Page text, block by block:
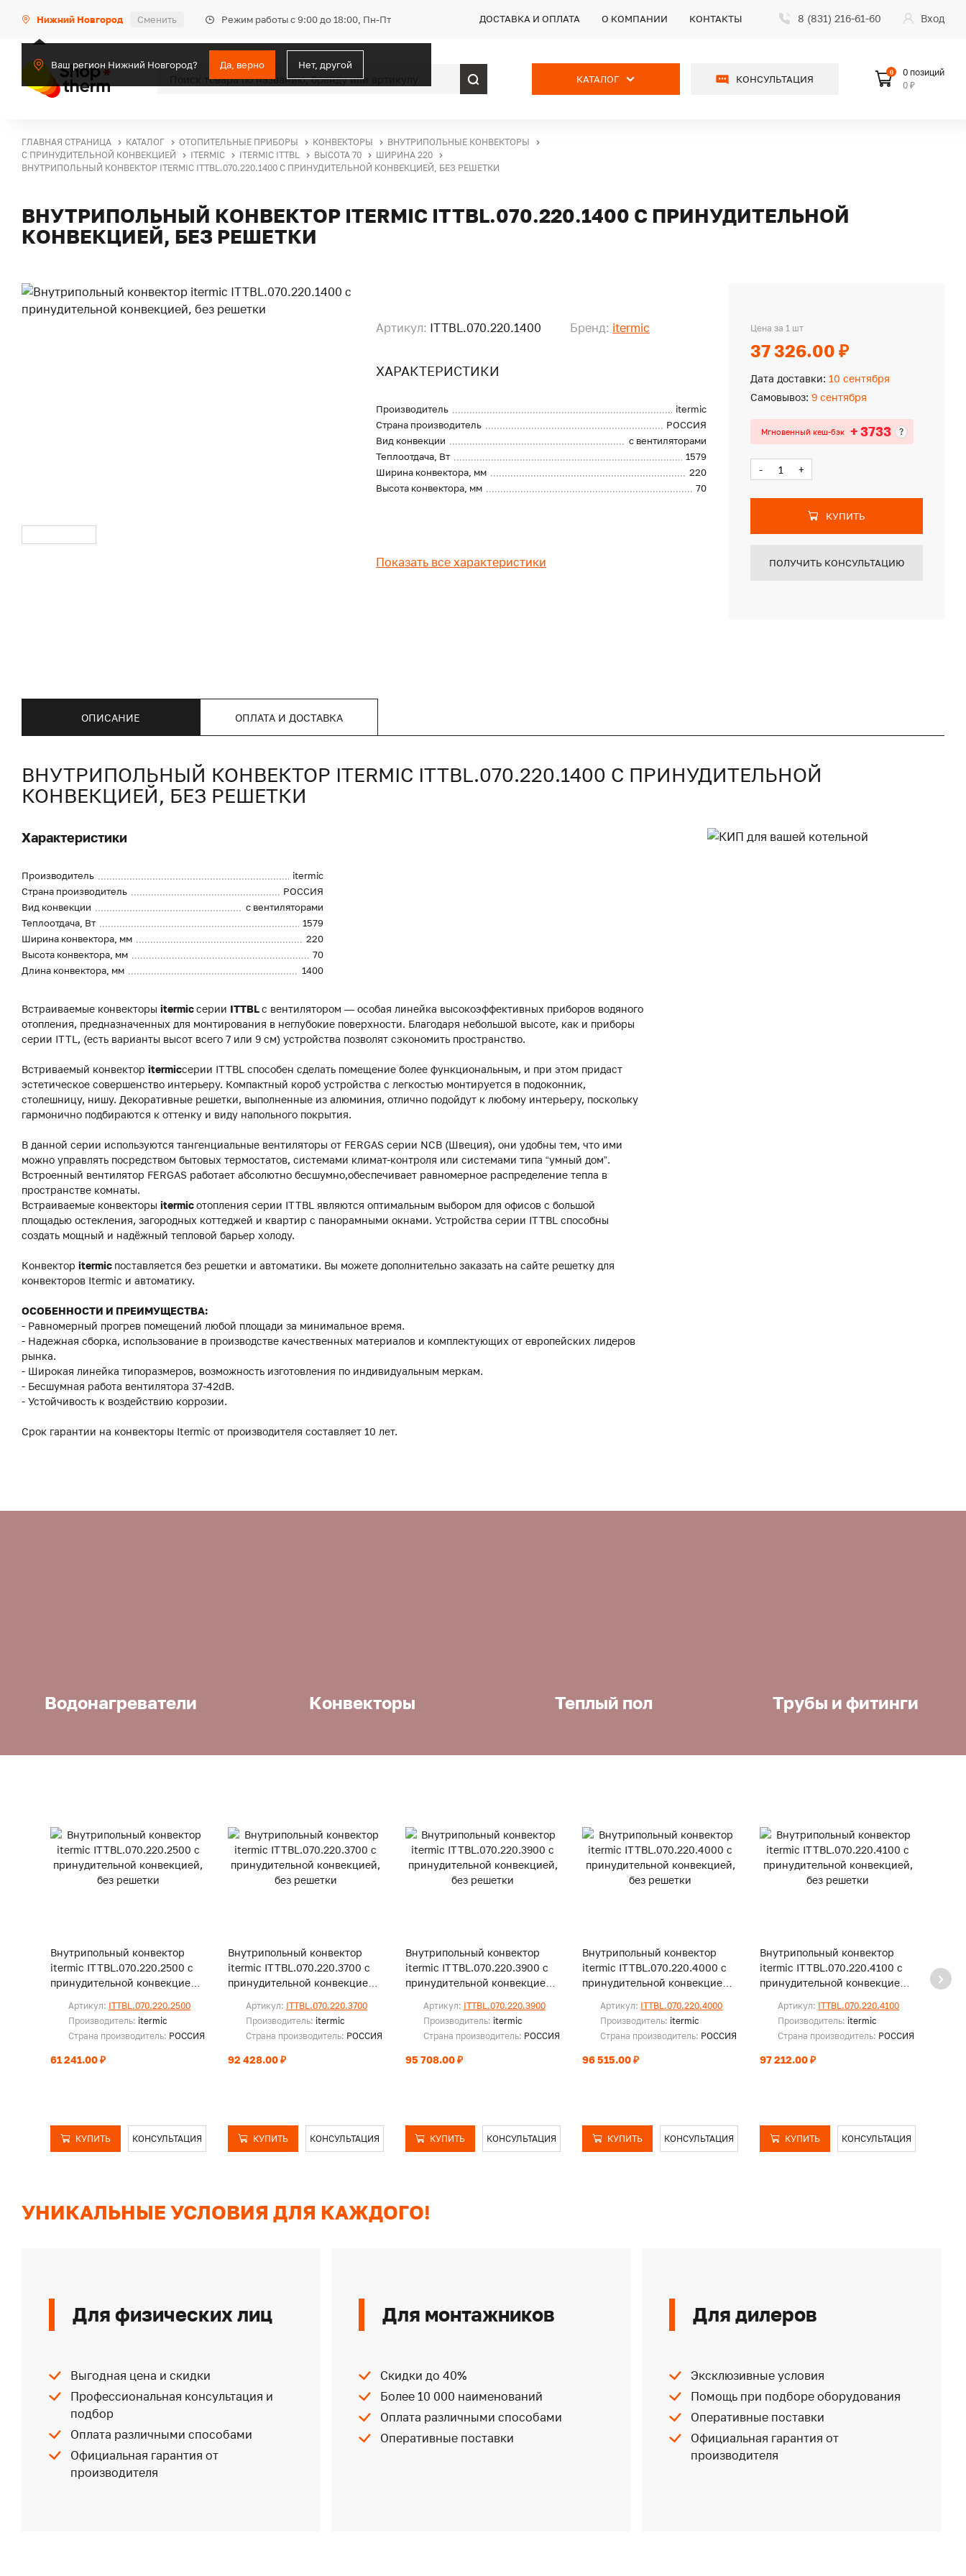
Нижний Новгород Сменить Режим работы с 9:00 до 18:00, Пн-Пт
Ваш регион Нижний Новгород? Да, верно Нет, другой
ДОСТАВКА И ОПЛАТА О КОМПАНИИ КОНТАКТЫ 8 (831) 216-61-60 Вход
КАТАЛОГ КОНСУЛЬТАЦИЯ
0
0 позиций
0 ₽
ГЛАВНАЯ СТРАНИЦА КАТАЛОГ ОТОПИТЕЛЬНЫЕ ПРИБОРЫ КОНВЕКТОРЫ
ВНУТРИПОЛЬНЫЕ КОНВЕКТОРЫ
С ПРИНУДИТЕЛЬНОЙ КОНВЕКЦИЕЙ
ITERMIC ITERMIC ITTBL ВЫСОТА 70
ШИРИНА 220
ВНУТРИПОЛЬНЫЙ КОНВЕКТОР ITERMIC ITTBL.070.220.1400 С ПРИНУДИТЕЛЬНОЙ КОНВЕКЦИЕЙ, БЕЗ РЕШЕТКИ
ВНУТРИПОЛЬНЫЙ КОНВЕКТОР ITERMIC ITTBL.070.220.1400 С ПРИНУДИТЕЛЬНОЙ
КОНВЕКЦИЕЙ, БЕЗ РЕШЕТКИ
Артикул: ITTBL.070.220.1400 Бренд: itermic
ХАРАКТЕРИСТИКИ
Производитель
itermic
Страна производитель
РОССИЯ
Вид конвекции
с вентиляторами
Теплоотдача, Вт
1579
Ширина конвектора, мм
220
Высота конвектора, мм
70
Показать все характеристики
Цена за 1 шт
37 326.00 ₽
Дата доставки: 10 сентября
Самовывоз: 9 сентября
Мгновенный кеш-бэк + 3733 ?
- +
КУПИТЬ
ПОЛУЧИТЬ КОНСУЛЬТАЦИЮ
ОПИСАНИЕ ОПЛАТА И ДОСТАВКА
ВНУТРИПОЛЬНЫЙ КОНВЕКТОР ITERMIC ITTBL.070.220.1400 С ПРИНУДИТЕЛЬНОЙ
КОНВЕКЦИЕЙ, БЕЗ РЕШЕТКИ
Характеристики
Производитель
itermic
Страна производитель
РОССИЯ
Вид конвекции
с вентиляторами
Теплоотдача, Вт
1579
Ширина конвектора, мм
220
Высота конвектора, мм
70
Длина конвектора, мм
1400
Встраиваемые конвекторы itermicсерии ITTBLс вентилятором — особая линейка высокоэффективных приборов водяного
отопления, предназначенных для монтирования в неглубокие поверхности. Благодаря небольшой высоте, как и приборы
серии ITTL, (есть варианты высот всего 7 или 9 см) устройства позволят сэкономить пространство.
Встриваемый конвектор itermicсерии ITTBL способен сделать помещение более функциональным, и при этом придаст
эстетическое совершенство интерьеру. Компактный короб устройства с легкостью монтируется в подоконник,
столешницу, нишу. Декоративные решетки, выполненные из алюминия, отлично подойдут к любому интерьеру, поскольку
гармонично подбираются к оттенку и виду напольного покрытия.
В данной серии используются тангенциальные вентиляторы от FERGAS серии NCB (Швеция), они удобны тем, что ими
можно управлять посредством бытовых термостатов, системами климат-контроля или системами типа “умный дом”.
Встроенный вентилятор FERGAS работает абсолютно бесшумно,обеспечивает равномерное распределение тепла в
пространстве комнаты.
Встраиваемые конвекторы itermicотопления серии ITTBL являются оптимальным выбором для офисов с большой
площадью остекления, загородных коттеджей и квартир с панорамными окнами. Устройства серии ITTBL способны
создать мощный и надёжный тепловой барьер холоду.
Конвектор itermic поставляется без решетки и автоматики. Вы можете дополнительно заказать на сайте решетку для
конвекторов Itermic и автоматику.
ОСОБЕННОСТИ И ПРЕИМУЩЕСТВА:
- Равномерный прогрев помещений любой площади за минимальное время.
- Надежная сборка, использование в производстве качественных материалов и комплектующих от европейских лидеров
рынка.
- Широкая линейка типоразмеров, возможность изготовления по индивидуальным меркам.
- Бесшумная работа вентилятора 37-42dB.
- Устойчивость к воздействию коррозии.
Срок гарантии на конвекторы Itermic от производителя составляет 10 лет.
Водонагреватели Конвекторы Теплый пол Трубы и фитинги
Внутрипольный конвектор
itermic ITTBL.070.220.2500 с
принудительной конвекцией,
Артикул: ITTBL.070.220.2500
Производитель: itermic
Страна производитель: РОССИЯ
61 241.00 ₽
КУПИТЬ КОНСУЛЬТАЦИЯ
Внутрипольный конвектор
itermic ITTBL.070.220.3700 с
принудительной конвекцией,
Артикул: ITTBL.070.220.3700
Производитель: itermic
Страна производитель: РОССИЯ
92 428.00 ₽
КУПИТЬ КОНСУЛЬТАЦИЯ
Внутрипольный конвектор
itermic ITTBL.070.220.3900 с
принудительной конвекцией,
Артикул: ITTBL.070.220.3900
Производитель: itermic
Страна производитель: РОССИЯ
95 708.00 ₽
КУПИТЬ КОНСУЛЬТАЦИЯ
Внутрипольный конвектор
itermic ITTBL.070.220.4000 с
принудительной конвекцией,
Артикул: ITTBL.070.220.4000
Производитель: itermic
Страна производитель: РОССИЯ
96 515.00 ₽
КУПИТЬ КОНСУЛЬТАЦИЯ
Внутрипольный конвектор
itermic ITTBL.070.220.4100 с
принудительной конвекцией,
Артикул: ITTBL.070.220.4100
Производитель: itermic
Страна производитель: РОССИЯ
97 212.00 ₽
КУПИТЬ КОНСУЛЬТАЦИЯ
УНИКАЛЬНЫЕ УСЛОВИЯ ДЛЯ КАЖДОГО!
Для физических лиц
Выгодная цена и скидки
Профессиональная консультация и
подбор
Оплата различными способами
Официальная гарантия от
производителя
Для монтажников
Скидки до 40%
Более 10 000 наименований
Оплата различными способами
Оперативные поставки
Для дилеров
Эксклюзивные условия
Помощь при подборе оборудования
Оперативные поставки
Официальная гарантия от
производителя